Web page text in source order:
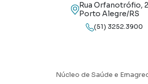
Rua Orfanotrófio,
Porto Alegre/RS
(51) 3252.3900
Núcleo de Saúde e